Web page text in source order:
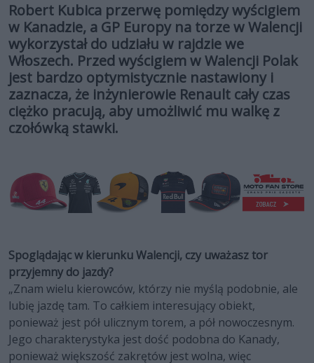
Robert Kubica przerwę pomiędzy wyścigiem
w Kanadzie, a GP Europy na torze w Walencji
wykorzystał do udziału w rajdzie we
Włoszech. Przed wyścigiem w Walencji Polak
jest bardzo optymistycznie nastawiony i
zaznacza, że inżynierowie Renault cały czas
ciężko pracują, aby umożliwić mu walkę z
czołówką stawki.
Spoglądając w kierunku Walencji, czy uważasz tor
przyjemny do jazdy?
„Znam wielu kierowców, którzy nie myślą podobnie, ale
lubię jazdę tam. To całkiem interesujący obiekt,
ponieważ jest pół ulicznym torem, a pół nowoczesnym.
Jego charakterystyka jest dość podobna do Kanady,
ponieważ większość zakrętów jest wolna, więc